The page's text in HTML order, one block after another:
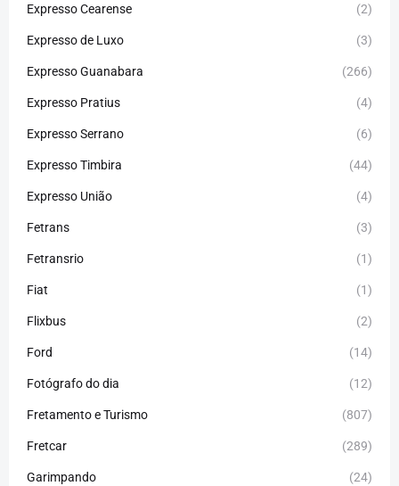
Expresso Cearense (2)
Expresso de Luxo (3)
Expresso Guanabara (266)
Expresso Pratius (4)
Expresso Serrano (6)
Expresso Timbira (44)
Expresso União (4)
Fetrans (3)
Fetransrio (1)
Fiat (1)
Flixbus (2)
Ford (14)
Fotógrafo do dia (12)
Fretamento e Turismo (807)
Fretcar (289)
Garimpando (24)